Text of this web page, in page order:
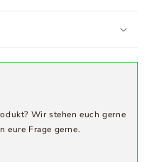
Wir stehen euch gerne
eure Frage gerne.